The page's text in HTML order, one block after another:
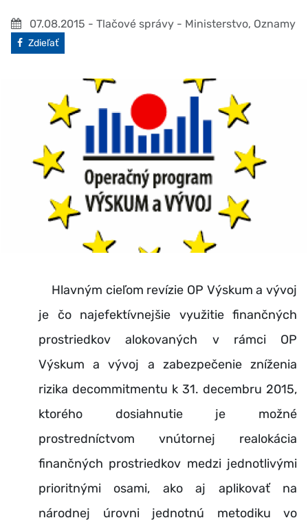
07.08.2015 - Tlačové správy - Ministerstvo, Oznamy
Facebook
Zdieľať
Hlavným cieľom revízie OP Výskum a vývoj
je čo najefektívnejšie využitie finančných
prostriedkov alokovaných v rámci OP
Výskum a vývoj a zabezpečenie zníženia
rizika decommitmentu k 31. decembru 2015,
ktorého dosiahnutie je možné
prostredníctvom vnútornej realokácia
finančných prostriedkov medzi jednotlivými
prioritnými osami, ako aj aplikovať na
národnej úrovni jednotnú metodiku vo